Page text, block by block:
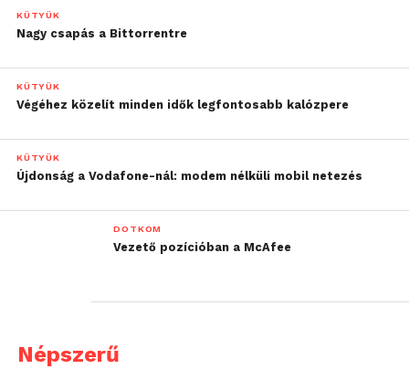
KÜTYÜK
Nagy csapás a Bittorrentre
KÜTYÜK
Végéhez közelít minden idők legfontosabb kalózpere
KÜTYÜK
Újdonság a Vodafone-nál: modem nélküli mobil netezés
DOTKOM
Vezető pozícióban a McAfee
Népszerű